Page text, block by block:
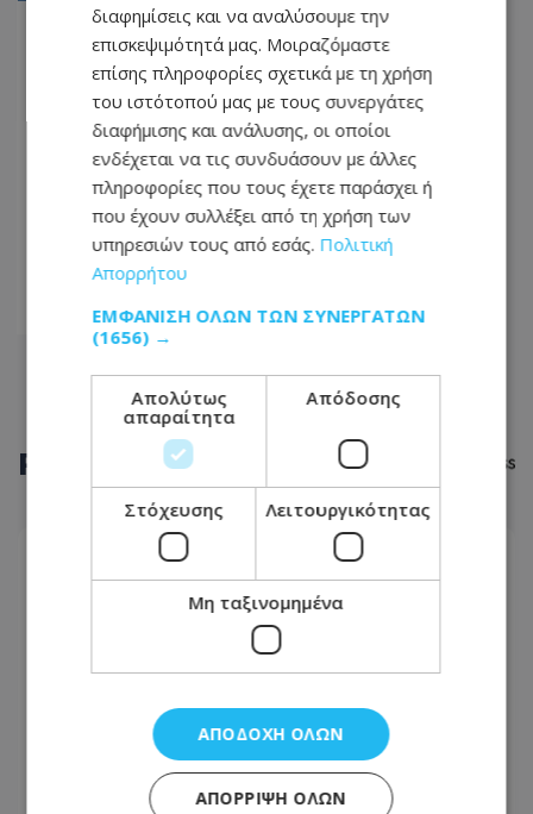
02
04
...
46
ΡΟΗ ΕΙΔΗΣΕΩΝ
«Το πάρτι έχει τελειώσει» διαμήνυσε ο
Πρόεδρος Χριστοδουλίδης για διορισμούς -
Έστειλε μήνυμα σε ΔΗΣΥ-ΑΚΕΛ για εκλογές
08.08.2026 - 22:21
Ψυχολόγος προτείνει μέθοδο που μας ηρεμεί
διαφημίσεις και να αναλύσουμε την
επισκεψιμότητά μας. Μοιραζόμαστε
επίσης πληροφορίες σχετικά με τη χρήση
του ιστότοπού μας με τους συνεργάτες
διαφήμισης και ανάλυσης, οι οποίοι
ενδέχεται να τις συνδυάσουν με άλλες
πληροφορίες που τους έχετε παράσχει ή
που έχουν συλλέξει από τη χρήση των
υπηρεσιών τους από εσάς. Πολιτική
Απορρήτου
ΕΜΦΆΝΙΣΗ ΌΛΩΝ ΤΩΝ ΣΥΝΕΡΓΑΤΏΝ
(1656) →
Απολύτως
απαραίτητα
Απόδοσης
Στόχευσης Λειτουργικότητας
Μη ταξινομημένα
ΑΠΟΔΟΧΉ ΌΛΩΝ
ΑΠΌΡΡΙΨΗ ΌΛΩΝ